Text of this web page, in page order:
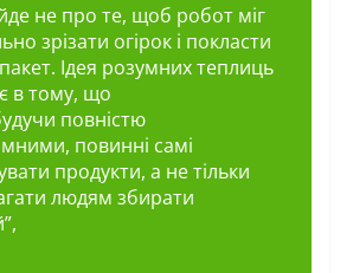
не про те, щоб робот міг
зрізати огірок і покласти
Ідея розумних теплиць
в тому, що
повністю
повинні самі
продукти, а не тільки
людям збирати